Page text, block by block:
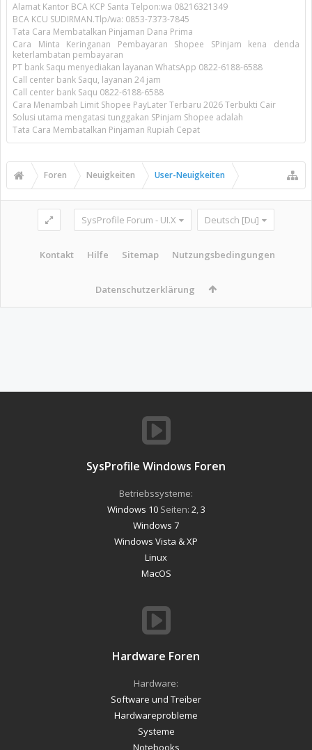
Alamat Kantor BCA KCP Santa Telpon:wa 08216321349
BCA KCU SUDIRMAN.Tlp/wa: 0853-7373-7845
Tata Cara Membatalkan Pinjaman Dana Prima
Cara Minta Keringanan Pembayaran Shopee SPinjam kena denda
keterlambatan pembayaran
PT bank Saqu menyediakan layanan WhatsApp 0822-6188-6588
Call center bank Saqu, layanan 24 jam
Call center bank Saqu 0822-6188-6588
Cara Menambah Limit Shopee PayLater Terbaru 2026 Terbukti Cair
Solusi utama mengatasi tunggakan SPinjam Shopee adalah
Tata Cara Membatalkan Pinjaman Rupiah Cepat
Foren Neuigkeiten User-Neuigkeiten
SysProfile Forum - UI.X Deutsch [Du]
Kontakt Hilfe Sitemap Nutzungsbedingungen
Datenschutzerklärung
SysProfile Windows Foren
Betriebssysteme:
Windows 10Seiten: 2 3
Windows 7
Windows Vista & XP
Linux
MacOS
Hardware Foren
Hardware:
Software und Treiber
Hardwareprobleme
Systeme
Notebooks